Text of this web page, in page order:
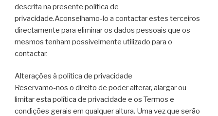
descrita na presente política de
privacidade.Aconselhamo-lo a contactar estes terceiros
directamente para eliminar os dados pessoais que os
mesmos tenham possivelmente utilizado para o
contactar.
Alterações à política de privacidade
Reservamo-nos o direito de poder alterar, alargar ou
limitar esta política de privacidade e os Termos e
condições gerais em qualquer altura. Uma vez que serão